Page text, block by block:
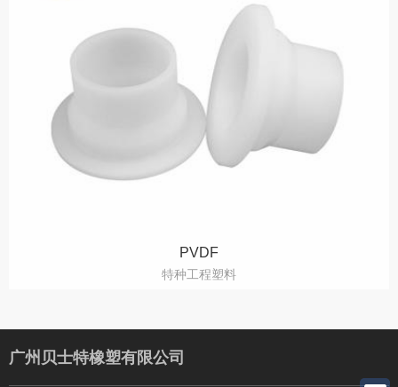
PVDF
特种工程塑料
广州贝士特橡塑有限公司